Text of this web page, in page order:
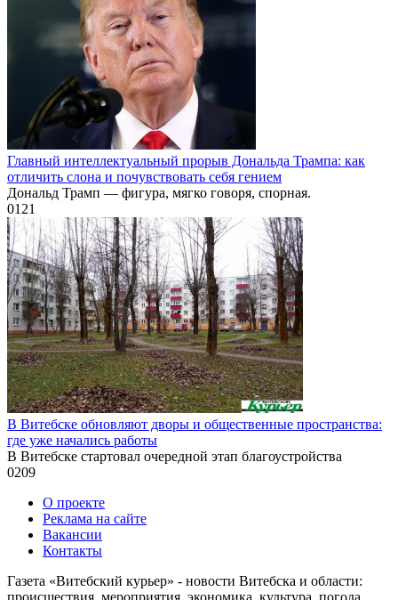
Главный интеллектуальный прорыв Дональда Трампа: как
отличить слона и почувствовать себя гением
Дональд Трамп — фигура, мягко говоря, спорная.
0121
В Витебске обновляют дворы и общественные пространства:
где уже начались работы
В Витебске стартовал очередной этап благоустройства
0209
О проекте
Реклама на сайте
Вакансии
Контакты
Газета «Витебский курьер» - новости Витебска и области:
происшествия, мероприятия, экономика, культура, погода,